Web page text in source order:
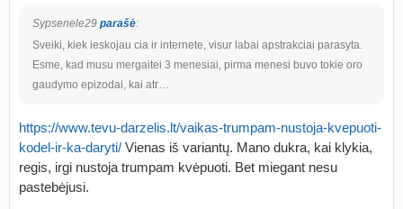
Sypsenele29 parašė:
Sveiki, kiek ieskojau cia ir internete, visur labai apstrakciai parasyta.
Esme, kad musu mergaitei 3 menesiai, pirma menesi buvo tokie oro
gaudymo epizodai, kai atr…
https://www.tevu-darzelis.lt/vaikas-trumpam-nustoja-kvepuoti-
kodel-ir-ka-daryti/ Vienas iš variantų. Mano dukra, kai klykia,
regis, irgi nustoja trumpam kvėpuoti. Bet miegant nesu
pastebėjusi.